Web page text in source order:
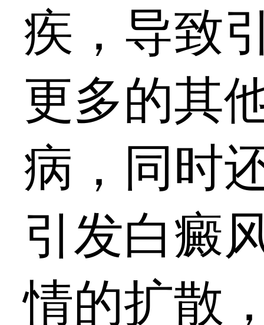
疾，导致
更多的其
病，同时
引发白癜
情的扩散